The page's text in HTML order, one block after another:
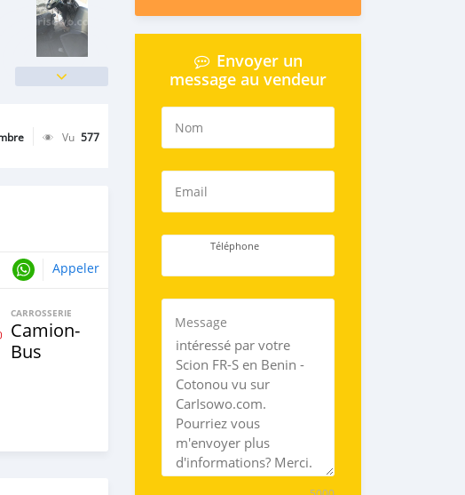
Vu 577
Appeler
CARROSSERIE
Camion‒
Bus
Envoyer un
message au vendeur
Nom
Email
Téléphone
Message